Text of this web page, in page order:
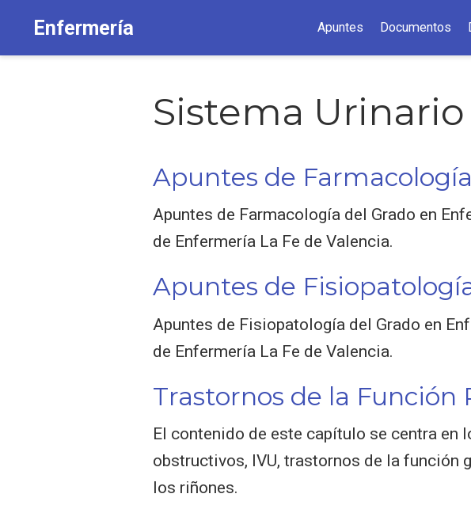
Enfermería Apuntes Documentos
Sistema Urinario
Apuntes de Farmacología
Apuntes de Farmacología del Grado en
de Enfermería La Fe de Valencia.
Apuntes de
Apuntes de Fisiopatología del Grado en
de Enfermería La Fe de Valencia.
Trastornos de la Función
El contenido de este capítulo se centra
obstructivos, IVU, trastornos de la
los riñones.